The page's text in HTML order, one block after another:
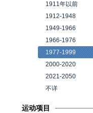
1911年以前
1912-1948
1949-1966
1966-1976
1977-1999
2000-2020
2021-2050
不详
运动项目